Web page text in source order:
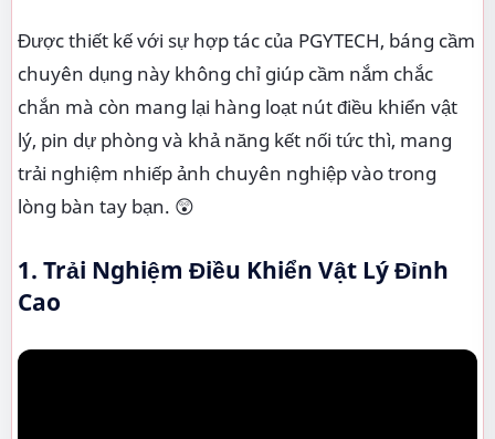
Được thiết kế với sự hợp tác của PGYTECH, báng cầm
chuyên dụng này không chỉ giúp cầm nắm chắc
chắn mà còn mang lại hàng loạt nút điều khiển vật
lý, pin dự phòng và khả năng kết nối tức thì, mang
trải nghiệm nhiếp ảnh chuyên nghiệp vào trong
lòng bàn tay bạn. 😲
1. Trải Nghiệm Điều Khiển Vật Lý Đỉnh
Cao